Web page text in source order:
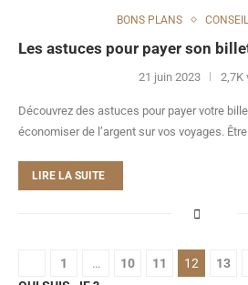
BONS PLANS
Les astuces pour payer son
21 juin 2023 2,7K
Découvrez des astuces pour payer votre
économiser de l’argent sur vos voyages.
LIRE LA SUITE
1 … 10 11 12 13